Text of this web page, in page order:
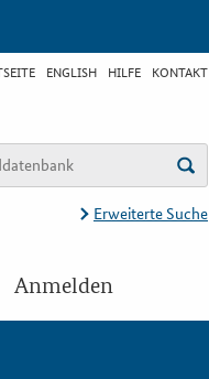
ENGLISH HILFE KONTAKT
Erweiterte Suche
Anmelden